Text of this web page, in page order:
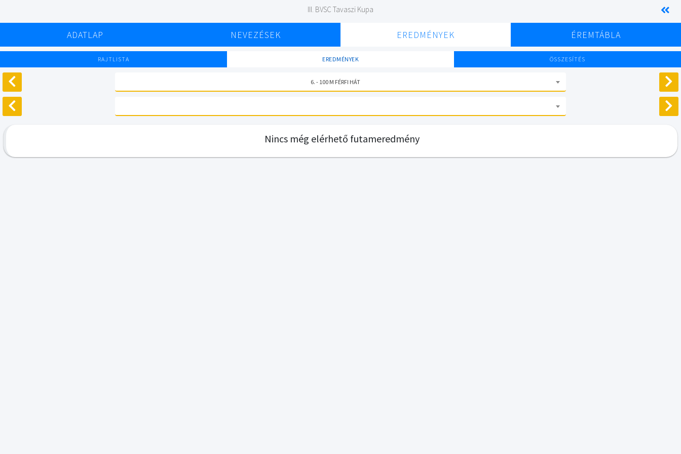
III. BVSC Tavaszi Kupa
ADATLAP NEVEZÉSEK EREDMÉNYEK ÉREMTÁBLA
RAJTLISTA EREDMÉNYEK ÖSSZESÍTÉS
6. - 100 M FÉRFI HÁT
Nincs még elérhető futameredmény